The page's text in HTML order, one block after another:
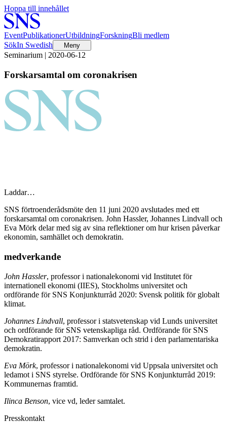
Hoppa till innehållet
EventPublikationerUtbildningForskningBli medlem
SökIn Swedish Meny
Seminarium | 2020-06-12
Forskarsamtal om coronakrisen
Laddar…
SNS förtroenderådsmöte den 11 juni 2020 avslutades med ett
forskarsamtal om coronakrisen. John Hassler, Johannes Lindvall och
Eva Mörk delar med sig av sina reflektioner om hur krisen påverkar
ekonomin, samhället och demokratin.
medverkande
John Hassler, professor i nationalekonomi vid Institutet för
internationell ekonomi (IIES), Stockholms universitet och
ordförande för SNS Konjunkturråd 2020: Svensk politik för globalt
klimat.
Johannes Lindvall, professor i statsvetenskap vid Lunds universitet
och ordförande för SNS vetenskapliga råd. Ordförande för SNS
Demokratirapport 2017: Samverkan och strid i den parlamentariska
demokratin.
Eva Mörk, professor i nationalekonomi vid Uppsala universitet och
ledamot i SNS styrelse. Ordförande för SNS Konjunkturråd 2019:
Kommunernas framtid.
Ilinca Benson, vice vd, leder samtalet.
Presskontakt